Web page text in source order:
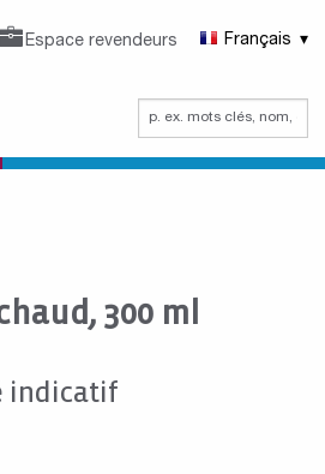
Espace revendeurs Français
300 ml
indicatif